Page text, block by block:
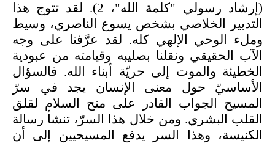
(إرشاد رسولي
"كلمة الله"، 2). لقد تتوج هذا
التدبير الخلاصي بشخص يسوع الناصري، وسيط
وملء الوحي الإلهي كله. لقد عرَّفنا على وجه
الآب الحقيقي ونقلنا بصليبه وقيامته من عبودية
الخطيئة والموت إلى حريّة أبناء الله. فالسؤال
الأساسيّ حول معنى الإنسان يجد في سرّ
المسيح الجواب القادر على منح السلام لقلق
القلب البشري. ومن خلال هذا السرّ، تنشأ رسالة
الكنيسة، وهذا السر يدفع المسيحيين إلى أن